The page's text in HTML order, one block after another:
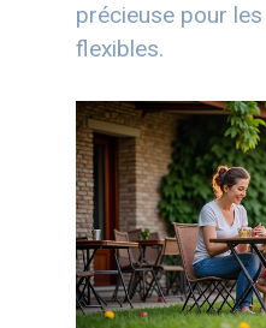
précieuse pour
flexibles.